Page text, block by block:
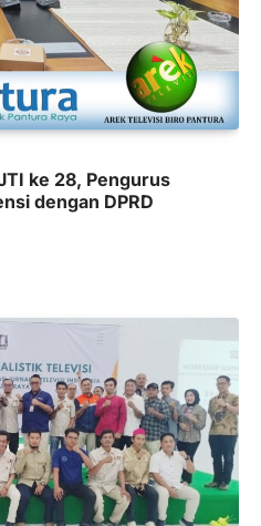
ke 28, Pengurus
dengan DPRD